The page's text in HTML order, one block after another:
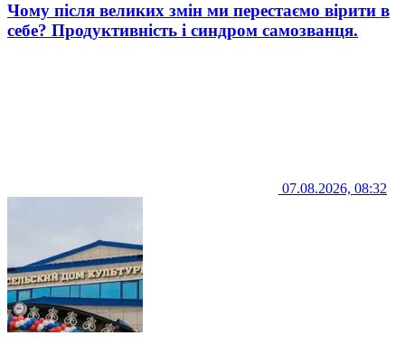
Чому після великих змін ми перестаємо вірити в
себе? Продуктивність і синдром самозванця.
07.08.2026, 08:32